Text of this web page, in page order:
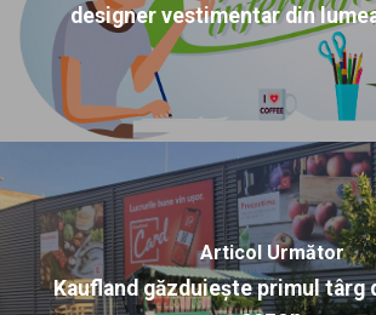
designer vestimentar din
Articol Următor
Kaufland găzduiește primul târg